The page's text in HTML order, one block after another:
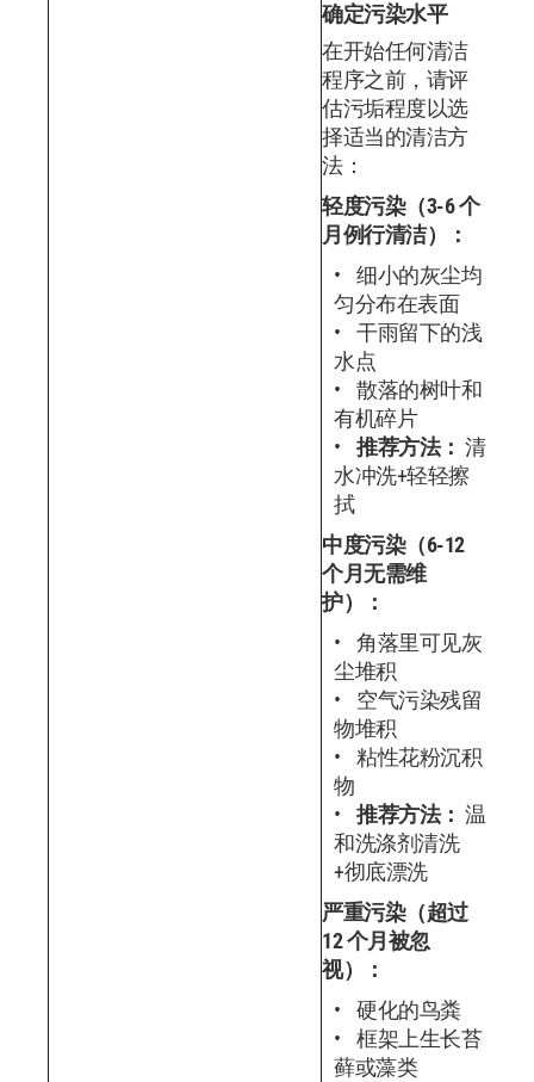
确定污染水平
在开始任何清洁
程序之前，请评
估污垢程度以选
择适当的清洁方
法：
轻度污染（3-6 个
月例行清洁）：
细小的灰尘均
匀分布在表面
干雨留下的浅
水点
散落的树叶和
有机碎片
推荐方法： 清
水冲洗+轻轻擦
拭
中度污染（6-12
个月无需维
护）：
角落里可见灰
尘堆积
空气污染残留
物堆积
粘性花粉沉积
物
推荐方法： 温
和洗涤剂清洗
+彻底漂洗
严重污染（超过
12 个月被忽
视）：
硬化的鸟粪
框架上生长苔
藓或藻类